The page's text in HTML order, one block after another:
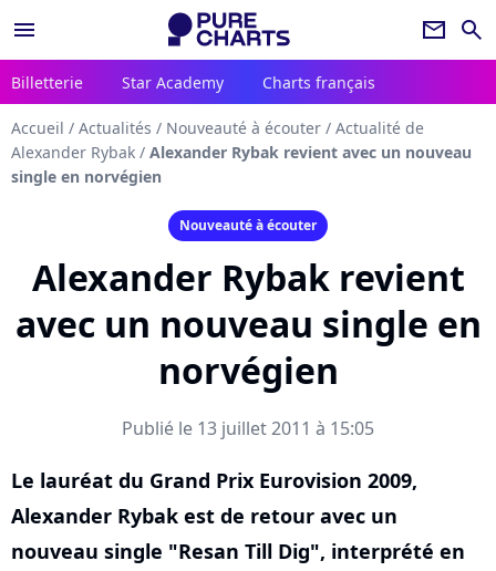
menu newsletter search
Billetterie Star Academy Charts français
Accueil / Actualités / Nouveauté à écouter / Actualité de
Alexander Rybak / Alexander Rybak revient avec un nouveau
single en norvégien
Nouveauté à écouter
Alexander Rybak revient
avec un nouveau single en
norvégien
Publié le 13 juillet 2011 à 15:05
Le lauréat du Grand Prix Eurovision 2009,
Alexander Rybak est de retour avec un
nouveau single "Resan Till Dig", interprété en